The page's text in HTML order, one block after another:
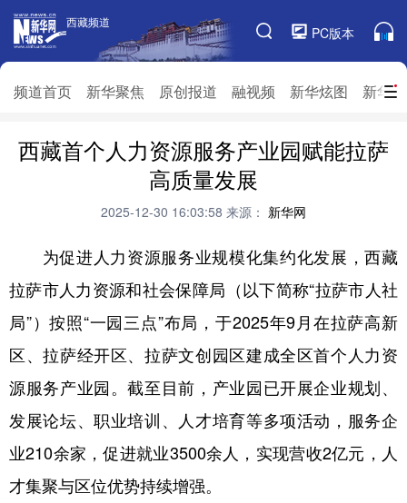
西藏频道
PC版本
频道首页 新华聚焦 原创报道 融视频 新华炫图 新华
西藏频道
频道栏目
频道首页 新华聚焦 原创报道
融视频
新华访谈 新华云直播
生态西藏 文化旅游
推广信息
西藏首个人力资源服务产业园赋能拉萨
高质量发展
2025-12-30 16:03:58 来源： 新华网
为促进人力资源服务业规模化集约化发展，西藏
拉萨市人力资源和社会保障局（以下简称“拉萨市人社
局”）按照“一园三点”布局，于2025年9月在拉萨高新
区、拉萨经开区、拉萨文创园区建成全区首个人力资
源服务产业园。截至目前，产业园已开展企业规划、
发展论坛、职业培训、人才培育等多项活动，服务企
业210余家，促进就业3500余人，实现营收2亿元，人
才集聚与区位优势持续增强。